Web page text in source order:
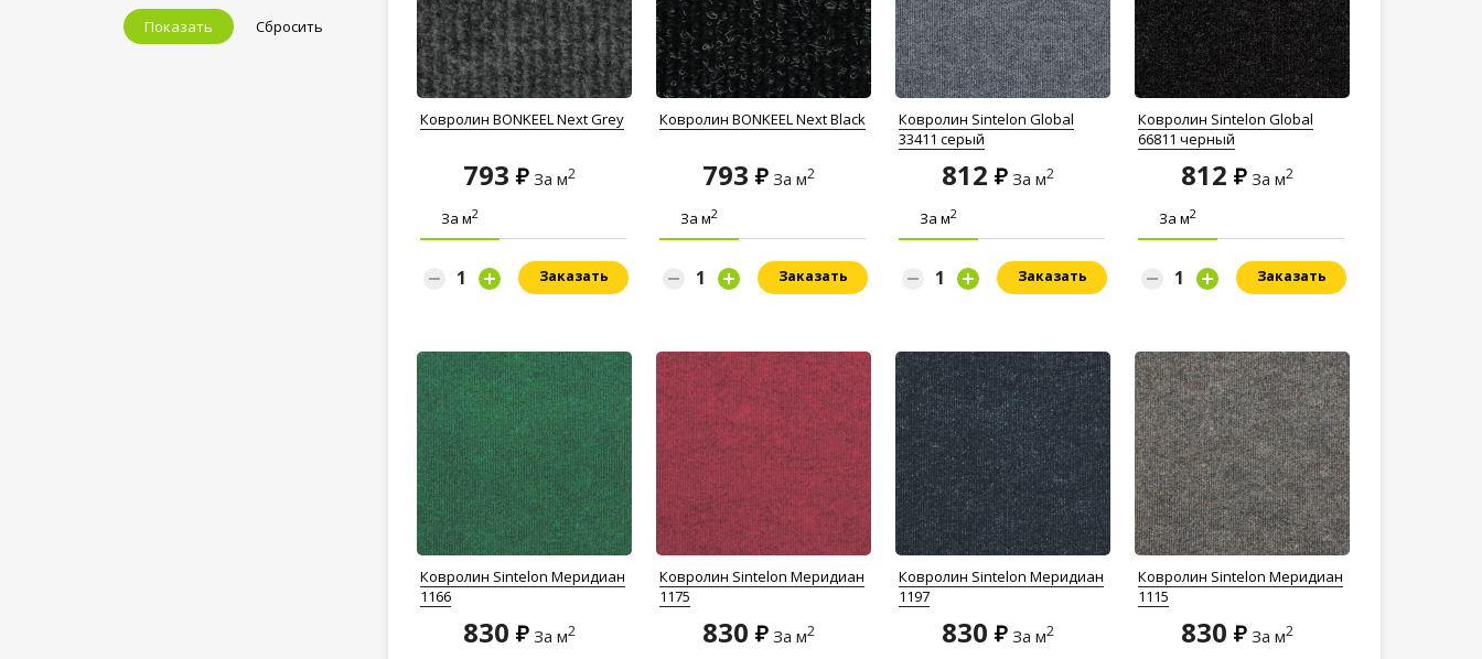
Показать Сбросить
Ковролин BONKEEL Next Grey
793 За м2
За м2
Заказать
Ковролин BONKEEL Next Black
793 За м2
За м2
Заказать
Ковролин Sintelon Global
33411 серый
812 За м2
За м2
Заказать
Ковролин Sintelon Global
66811 черный
812 За м2
За м2
Заказать
Ковролин Sintelon Меридиан
1166
830 За м2
Ковролин Sintelon Меридиан
1175
830 За м2
Ковролин Sintelon Меридиан
1197
830 За м2
Ковролин Sintelon Меридиан
1115
830 За м2